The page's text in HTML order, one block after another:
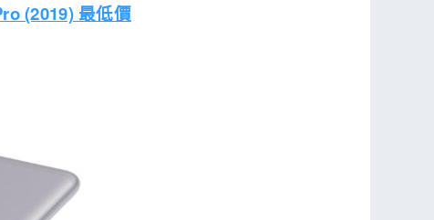
(2019) 最低價